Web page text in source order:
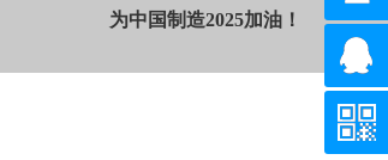
为中国制造2025加油！